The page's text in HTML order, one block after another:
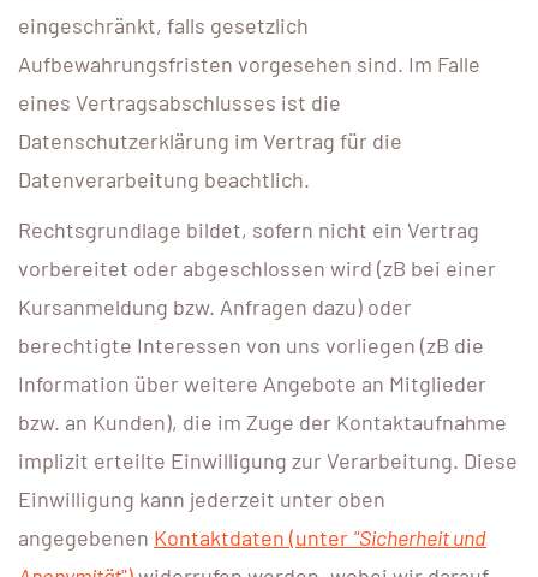
eingeschränkt, falls gesetzlich
Aufbewahrungsfristen vorgesehen sind. Im Falle
eines Vertragsabschlusses ist die
Datenschutzerklärung im Vertrag für die
Datenverarbeitung beachtlich.
Rechtsgrundlage bildet, sofern nicht ein Vertrag
vorbereitet oder abgeschlossen wird (zB bei einer
Kursanmeldung bzw. Anfragen dazu) oder
berechtigte Interessen von uns vorliegen (zB die
Information über weitere Angebote an Mitglieder
bzw. an Kunden), die im Zuge der Kontaktaufnahme
implizit erteilte Einwilligung zur Verarbeitung. Diese
Einwilligung kann jederzeit unter oben
angegebenen Kontaktdaten (unter "Sicherheit und